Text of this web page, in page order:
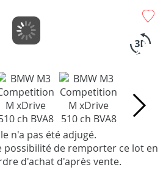
n'a pas été adjugé.
possibilité de remporter ce lot en
d'achat d'après vente.